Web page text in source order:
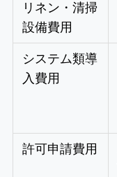
リネン・清掃
設備費用
システム類導
入費用
許可申請費用